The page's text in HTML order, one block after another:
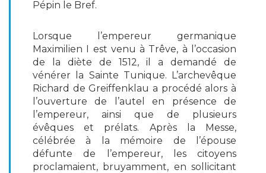
Pépin le Bref.
Lorsque l’empereur germanique
Maximilien I est venu à Trêve, à l’occasion
de la diète de 1512, il a demandé de
vénérer la Sainte Tunique. L’archevêque
Richard de Greiffenklau a procédé alors à
l’ouverture de l’autel en présence de
l’empereur, ainsi que de plusieurs
évêques et prélats. Après la Messe,
célébrée à la mémoire de l’épouse
défunte de l’empereur, les citoyens
proclamaient, bruyamment, en sollicitant